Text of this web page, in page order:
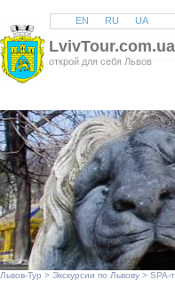
EN RU UA
LvivTour.com.ua
открой для себя Львов
Львов-Тур > Экскурсии по Львову> SPA-